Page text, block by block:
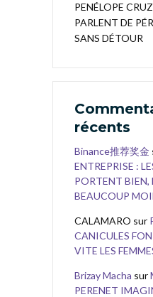
PENÉLOPE
PARLENT DE
SANS DÉTOUR
récents
Binance推荐奖金
ENTREPRISE :
PORTENT BIEN,
BEAUCOUP
CALAMARO sur
CANICULES
VITE LES
Brizay Macha sur
PERENET